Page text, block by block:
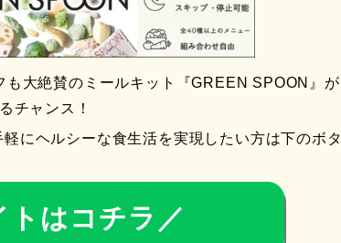
大絶賛のミールキット『GREEN SPOON』が
チャンス！
軽にヘルシーな食生活を実現したい方は下のボタ
トはコチラ／